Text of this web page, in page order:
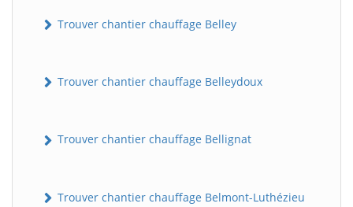
Trouver chantier chauffage Belley
Trouver chantier chauffage Belleydoux
Trouver chantier chauffage Bellignat
Trouver chantier chauffage Belmont-Luthézieu